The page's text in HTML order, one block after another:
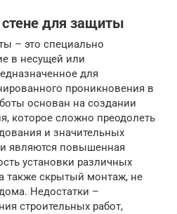
для защиты
– это специально
в несущей или
для
проникновения в
основан на создании
которое сложно преодолеть
и значительных
являются повышенная
установки различных
также скрытый монтаж, не
Недостатки –
строительных работ,